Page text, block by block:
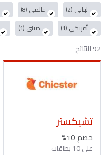
لبناني (2)
عالمي (8)
أمريكي (1)
صينى (1)
92 النتائج
تشيكستر
خصم 10%
على 10 بطاقات